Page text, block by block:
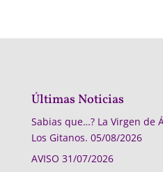
Últimas Noticias
Sabias que…? La Virgen de
Los Gitanos. 05/08/2026
AVISO 31/07/2026